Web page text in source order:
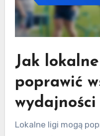
Jak
poprawić
wydajności
Lokalne ligi mogą